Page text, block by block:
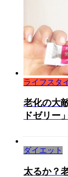
ライフスタ
老化の大
ドゼリー」
ダイエット
太るか？